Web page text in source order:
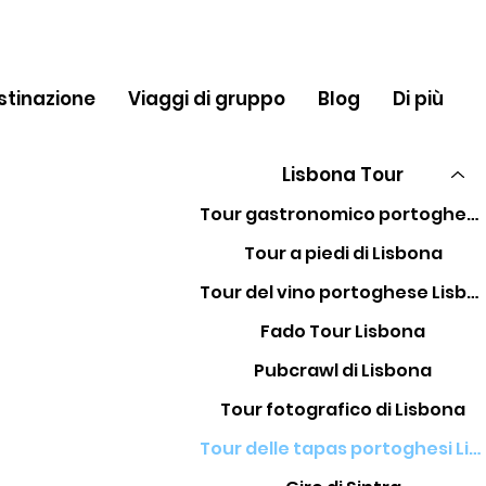
Viaggi di gruppo Blog Di più
Lisbona Tour
Tour gastronomico portoghese Lisbona
Tour a piedi di Lisbona
Tour del vino portoghese Lisbona
Fado Tour Lisbona
Pubcrawl di Lisbona
Tour fotografico di Lisbona
Tour delle tapas portoghesi Lisbona